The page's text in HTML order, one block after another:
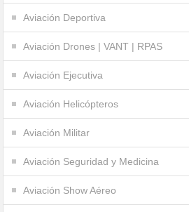
Aviación Deportiva
Aviación Drones | VANT | RPAS
Aviación Ejecutiva
Aviación Helicópteros
Aviación Militar
Aviación Seguridad y Medicina
Aviación Show Aéreo